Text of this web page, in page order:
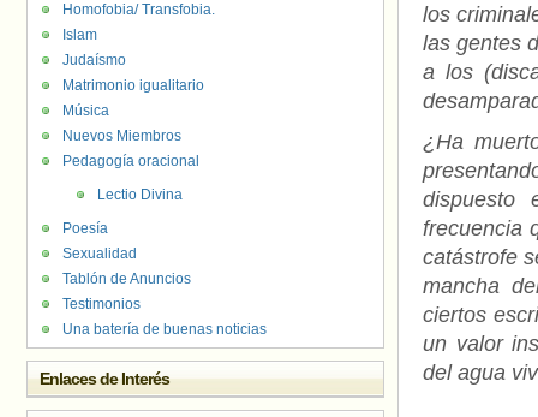
los
las gentes
a los
¿Ha
dispuesto
frecuencia
catástrofe
mancha
ciertos
un valor
del agua
Homofobia/ Transfobia.
Islam
Judaísmo
Matrimonio igualitario
Música
Nuevos Miembros
Pedagogía oracional
Lectio Divina
Poesía
Sexualidad
Tablón de Anuncios
Testimonios
Una batería de buenas noticias
Enlaces de Interés